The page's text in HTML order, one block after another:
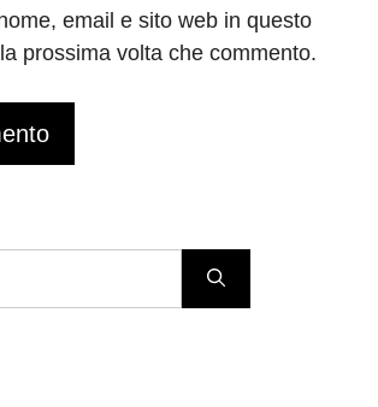
email e sito web in questo
prossima volta che commento.